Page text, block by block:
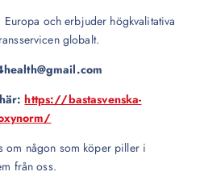
och erbjuder högkvalitativa
globalt.
https://bastasvenska-
om någon som köper piller i
från oss.